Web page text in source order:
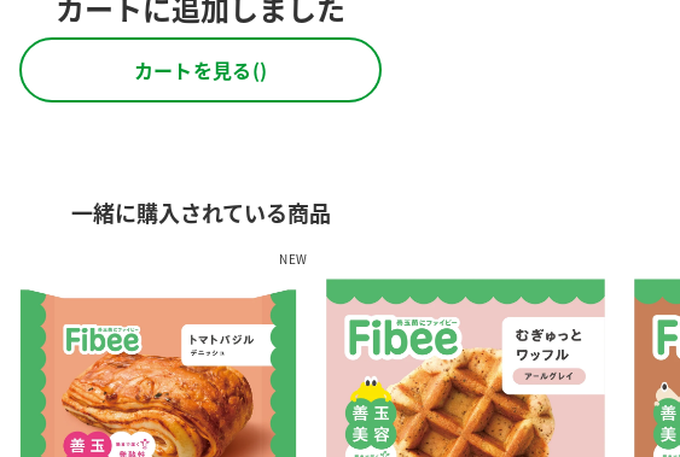
カートを見る()
一緒に購入されている商品
NEW